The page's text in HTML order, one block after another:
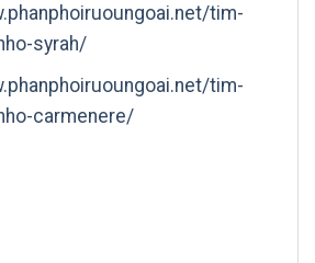
tim-
syrah/
tim-
carmenere/